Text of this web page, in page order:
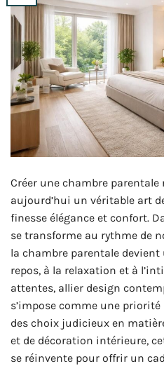
Créer une chambre parentale
aujourd’hui un véritable art
finesse élégance et confort.
se transforme au rythme de
la chambre parentale
repos, à la relaxation et à
attentes, allier design
s’impose comme une
des choix judicieux en
et de décoration intérieure,
se réinvente pour offrir un